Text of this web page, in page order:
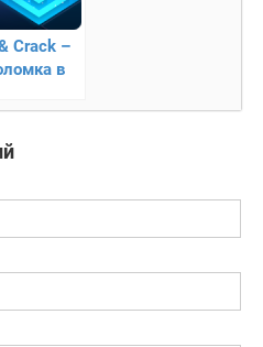
Crack –
в